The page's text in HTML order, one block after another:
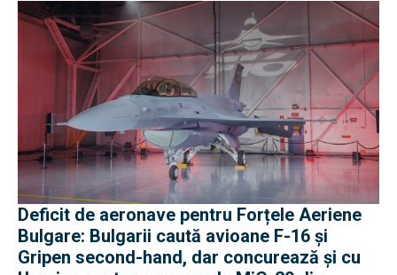
Deficit de aeronave pentru Forțele Aeriene
Bulgare: Bulgarii caută avioane F-16 și
Gripen second-hand, dar concurează și cu